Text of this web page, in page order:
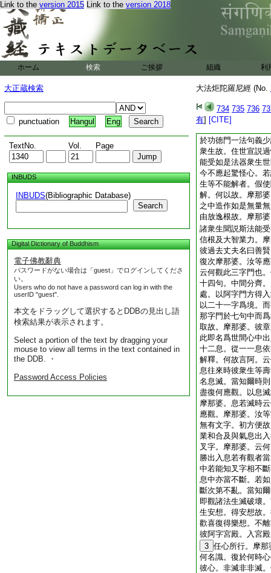
Link to the version 2015 Link to the version 2018
ホーム 検索 ご挨拶 組織 利
大正蔵検索
punctuation Hangul Eng
TextNo. Vol. Page
INBUDS
INBUDS(Bibliographic Database)
Search
Digital Dictionary of Buddhism
電子佛教辭典
パスワードがない場合は「guest」でログインしてくださ
い。
Users who do not have a password can log in with the
userID "guest".
本文をドラッグして選択するとDDBの見出し語
検索結果が表示されます。
Select a portion of the text by dragging your
mouse to view all terms in the text contained in
the DDB. ・
Password Access Policies
大法炬陀羅尼經 (No.
734 735 736
有] [CITE]
師及聞受者。二人
如法住也。摩那婆
癡人等不知思惟如
藏處。如來如是爲
絶。摩那婆。如來
終不重説。摩那婆
藏處。是故如來常
如來若不爲諸衆生
大憂怖。何以故。
於功徳門一法句義
衆生故。住世宣説
能受如是法器衆生
今不應起驚怪心。
生等不能解者。假
解。何以故。摩那
之中造作如是無量
由放逸根故。摩那
諸衆生聞説斯法能
信根及大智業力。
彼過去丈夫名曰善賢
復次摩那婆。汝等
云何觀此三字門也
十四句。中間分齊
處。以阿字門方得
以二十一字爲境。
那字門於七句中而
取故。摩那婆。彼
此即名爲世間心中
十二息。從一一息
解釋。何故言阿。
息往來時彼衆生等
名息滅。當知爾時
盡復何應觀。以息
摩那婆。息若滅時
應觀。摩那婆。汝
無有文字。初方便
業和合及與氣息出
叉字。摩那婆。云
勝出入息若有觀者
中若能知叉字相不
息中亦當不斷。若
斷次第不亂。當知
即觀諸法生滅破壞
生安想。得安想故
歡喜復得樂想。不
彼阿字宮殿。入宮
3 任心所行。摩
何名識。復於何時
彼心。非滅非非滅